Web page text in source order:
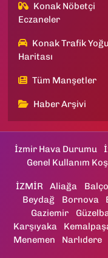
Konak Nöbetçi
Eczaneler
Konak Trafik
Haritası
Tüm Manşetler
Haber Arşivi
İzmir Hava Durumu
Genel Kullanım
İZMİR Aliağa
Beydağ
Bornova
Gaziemir
Karşıyaka
Menemen
Narlıdere